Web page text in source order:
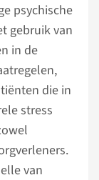
psychische
gebruik van
in de
die in
stress
van